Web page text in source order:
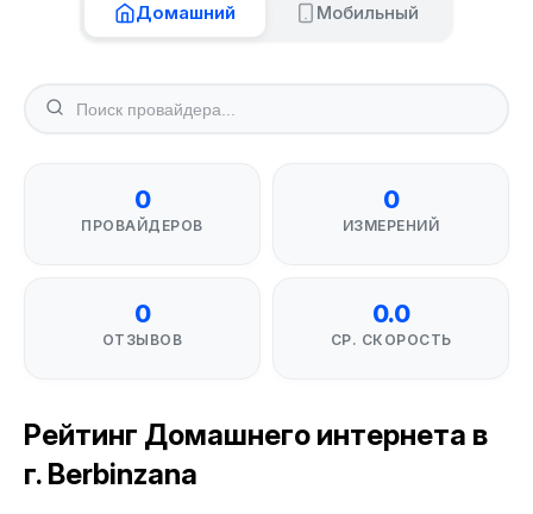
Домашний Мобильный
0
ПРОВАЙДЕРОВ
0
ИЗМЕРЕНИЙ
0
ОТЗЫВОВ
0.0
СР. СКОРОСТЬ
Рейтинг Домашнего интернета в
г. Berbinzana